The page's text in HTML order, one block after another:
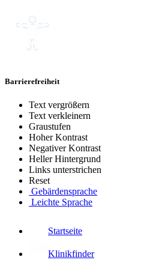
Barrierefreiheit
Text vergrößern
Text verkleinern
Graustufen
Hoher Kontrast
Negativer Kontrast
Heller Hintergrund
Links unterstrichen
Reset
Gebärdensprache
Leichte Sprache
Startseite
Klinikfinder